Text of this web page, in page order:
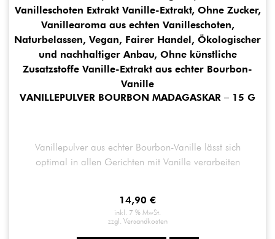
VANILLEPULVER BOURBON MADAGASKAR – 15 G
Vanillepulver aus echter Bourbon-Vanille lässt sich
optimal in allen Gerichten mit Vanille verarbeiten
14,90 €
inkl. 7 % MwSt.
zzgl. Versandkosten